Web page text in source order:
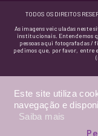
TODOS OS DIREITOS
As imagens veiculadas neste
institucionais. Entendemos
pessoas aqui fotografadas /
pedimos que, por favor, entre
Este site utiliza
navegação e
Saiba mais